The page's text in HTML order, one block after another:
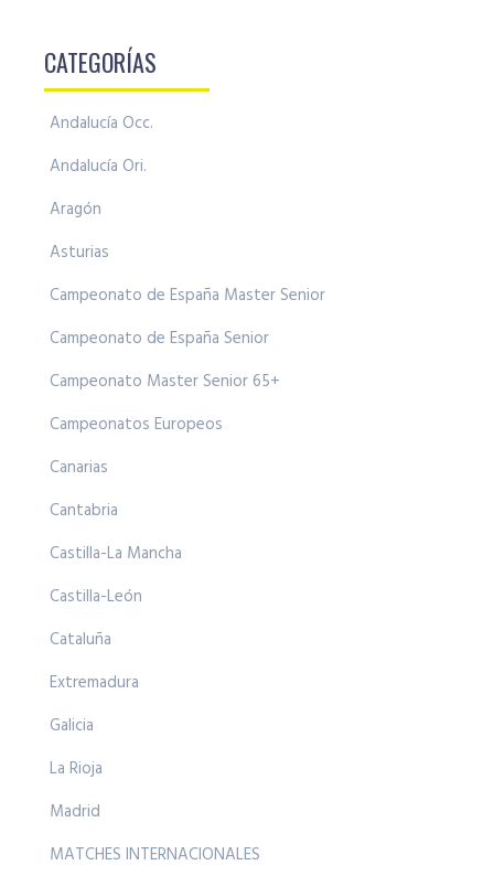
CATEGORÍAS
Andalucía Occ.
Andalucía Ori.
Aragón
Asturias
Campeonato de España Master Senior
Campeonato de España Senior
Campeonato Master Senior 65+
Campeonatos Europeos
Canarias
Cantabria
Castilla-La Mancha
Castilla-León
Cataluña
Extremadura
Galicia
La Rioja
Madrid
MATCHES INTERNACIONALES